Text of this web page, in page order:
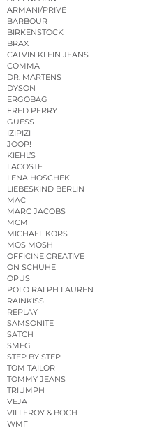
ARMANI/PRIVÉ
BARBOUR
BIRKENSTOCK
BRAX
CALVIN KLEIN JEANS
COMMA
DR. MARTENS
DYSON
ERGOBAG
FRED PERRY
GUESS
IZIPIZI
JOOP!
KIEHL’S
LACOSTE
LENA HOSCHEK
LIEBESKIND BERLIN
MAC
MARC JACOBS
MCM
MICHAEL KORS
MOS MOSH
OFFICINE CREATIVE
ON SCHUHE
OPUS
POLO RALPH LAUREN
RAINKISS
REPLAY
SAMSONITE
SATCH
SMEG
STEP BY STEP
TOM TAILOR
TOMMY JEANS
TRIUMPH
VEJA
VILLEROY & BOCH
WMF